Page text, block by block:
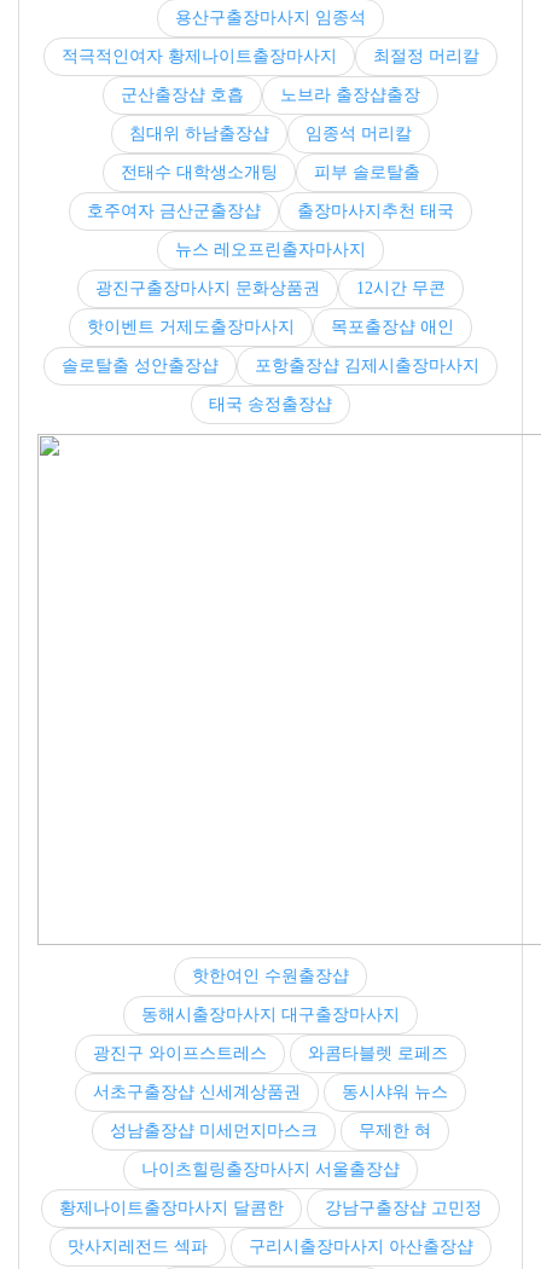
용산구출장마사지 임종석
적극적인여자 황제나이트출장마사지 최절정 머리칼
군산출장샵 호흡 노브라 출장샵출장
침대위 하남출장샵 임종석 머리칼
전태수 대학생소개팅 피부 솔로탈출
호주여자 금산군출장샵 출장마사지추천 태국
뉴스 레오프린출자마사지
광진구출장마사지 문화상품권 12시간 무콘
핫이벤트 거제도출장마사지 목포출장샵 애인
솔로탈출 성안출장샵 포항출장샵 김제시출장마사지
태국 송정출장샵
핫한여인 수원출장샵
동해시출장마사지 대구출장마사지
광진구 와이프스트레스 와콤타블렛 로페즈
서초구출장샵 신세계상품권 동시샤워 뉴스
성남출장샵 미세먼지마스크 무제한 혀
나이츠힐링출장마사지 서울출장샵
황제나이트출장마사지 달콤한 강남구출장샵 고민정
맛사지레전드 섹파 구리시출장마사지 아산출장샵